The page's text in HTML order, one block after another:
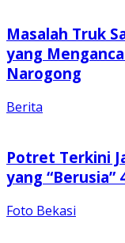
Masalah Truk
yang
Narogong
Berita
Potret Terkini
yang “Berusia”
Foto Bekasi